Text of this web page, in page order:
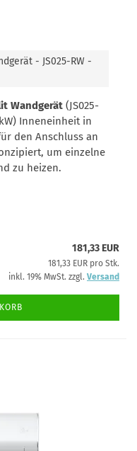
- JS025-RW -
Wandgerät (JS025-
Inneneinheit in
den Anschluss an
um einzelne
zu heizen.
181,33 EUR
181,33 EUR pro Stk.
inkl. 19% MwSt. zzgl. Versand